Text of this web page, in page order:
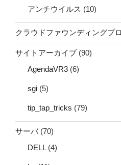
アンチウイルス (10)
クラウドファウンディングプ
サイトアーカイブ (90)
AgendaVR3 (6)
sgi (5)
tip_tap_tricks (79)
サーバ(70)
DELL(4)